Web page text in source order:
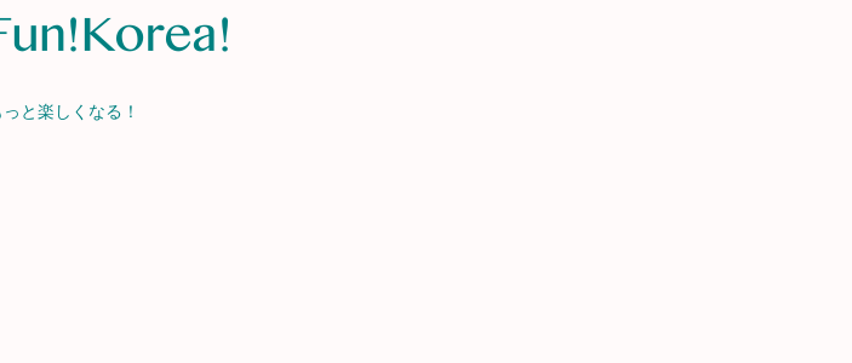
と楽しくなる！